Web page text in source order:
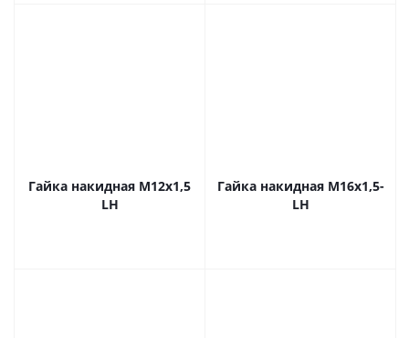
Гайка накидная М12х1,5
LH
Гайка накидная М16х1,5-
LH